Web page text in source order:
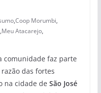
,Coop Morumbi,
,Meu Atacarejo,
comunidade faz parte
das fortes
na cidade de São José